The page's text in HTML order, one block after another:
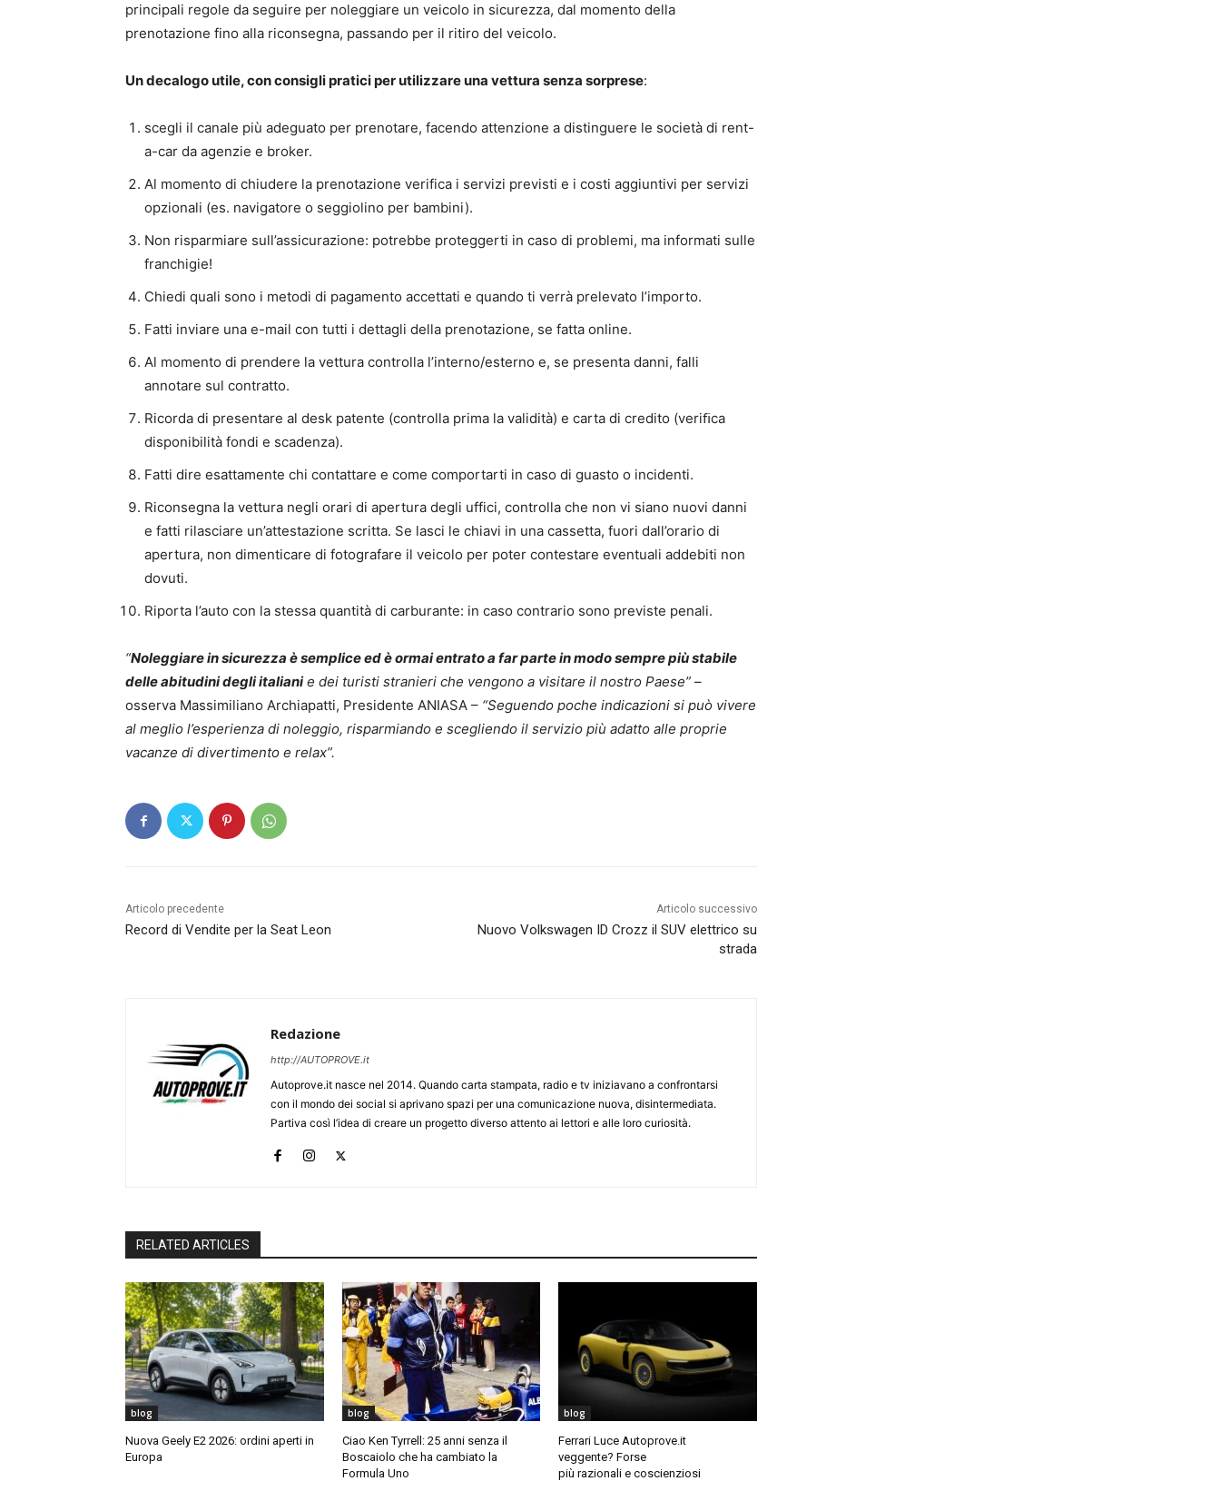
principali regole da seguire per noleggiare un veicolo in sicurezza, dal momento della
prenotazione fino alla riconsegna, passando per il ritiro del veicolo.
Un decalogo utile, con consigli pratici per utilizzare una vettura senza sorprese:
scegli il canale più adeguato per prenotare, facendo attenzione a distinguere le società di rent-
a-car da agenzie e broker.
Al momento di chiudere la prenotazione verifica i servizi previsti e i costi aggiuntivi per servizi
opzionali (es. navigatore o seggiolino per bambini).
Non risparmiare sull’assicurazione: potrebbe proteggerti in caso di problemi, ma informati sulle
franchigie!
Chiedi quali sono i metodi di pagamento accettati e quando ti verrà prelevato l’importo.
Fatti inviare una e-mail con tutti i dettagli della prenotazione, se fatta online.
Al momento di prendere la vettura controlla l’interno/esterno e, se presenta danni, falli
annotare sul contratto.
Ricorda di presentare al desk patente (controlla prima la validità) e carta di credito (veriﬁca
disponibilità fondi e scadenza).
Fatti dire esattamente chi contattare e come comportarti in caso di guasto o incidenti.
Riconsegna la vettura negli orari di apertura degli uffici, controlla che non vi siano nuovi danni
e fatti rilasciare un’attestazione scritta. Se lasci le chiavi in una cassetta, fuori dall’orario di
apertura, non dimenticare di fotografare il veicolo per poter contestare eventuali addebiti non
dovuti.
Riporta l’auto con la stessa quantità di carburante: in caso contrario sono previste penali.
“Noleggiare in sicurezza è semplice ed è ormai entrato a far parte in modo sempre più stabile
delle abitudini degli italianie dei turisti stranieri che vengono a visitare il nostro Paese” –
osserva Massimiliano Archiapatti, Presidente ANIASA – “Seguendo poche indicazioni si può vivere
al meglio l’esperienza di noleggio, risparmiando e scegliendo il servizio più adatto alle proprie
vacanze di divertimento e relax”.
Articolo precedente
Record di Vendite per la Seat Leon
Articolo successivo
Nuovo Volkswagen ID Crozz il SUV elettrico su
strada
Redazione
http://AUTOPROVE.it
Autoprove.it nasce nel 2014. Quando carta stampata, radio e tv iniziavano a confrontarsi
con il mondo dei social si aprivano spazi per una comunicazione nuova, disintermediata.
Partiva così l’idea di creare un progetto diverso attento ai lettori e alle loro curiosità.
RELATED ARTICLES
blog
Nuova Geely E2 2026: ordini aperti in
Europa
blog
Ciao Ken Tyrrell: 25 anni senza il
Boscaiolo che ha cambiato la
Formula Uno
blog
Ferrari Luce Autoprove.it
veggente? Forse
più razionali e coscienziosi